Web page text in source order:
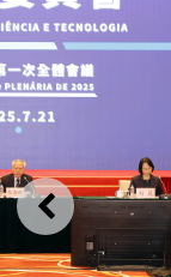
ANTERIOR